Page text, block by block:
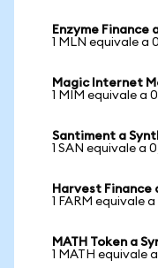
Enzyme Finance
1 MLN equivale a
Magic Internet
1 MIM equivale a
Santiment a
1 SAN equivale a
Harvest Finance
1 FARM equivale
MATH Token a
1 MATH equivale